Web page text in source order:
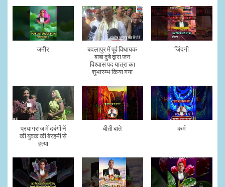
जमीर
बदलापुर में पूर्व विधायक
बाबा दुबे द्वारा जन
विश्वास पद यात्रा का
शुभारम्भ किया गया
जिंदगी
प्रयागराज में दबंगों नें
की युवक की बेरहमी से
हत्या
बीती बाते कर्म